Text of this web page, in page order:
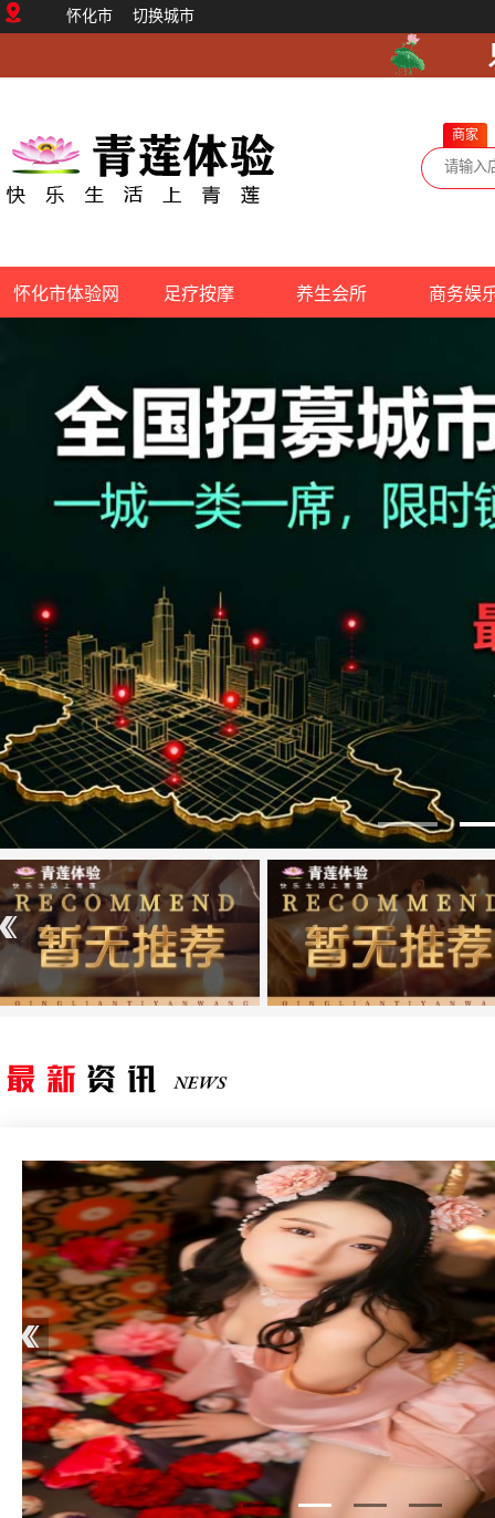
怀化市 切换城市
商家
怀化市体验网 足疗按摩 养生会所 商务娱